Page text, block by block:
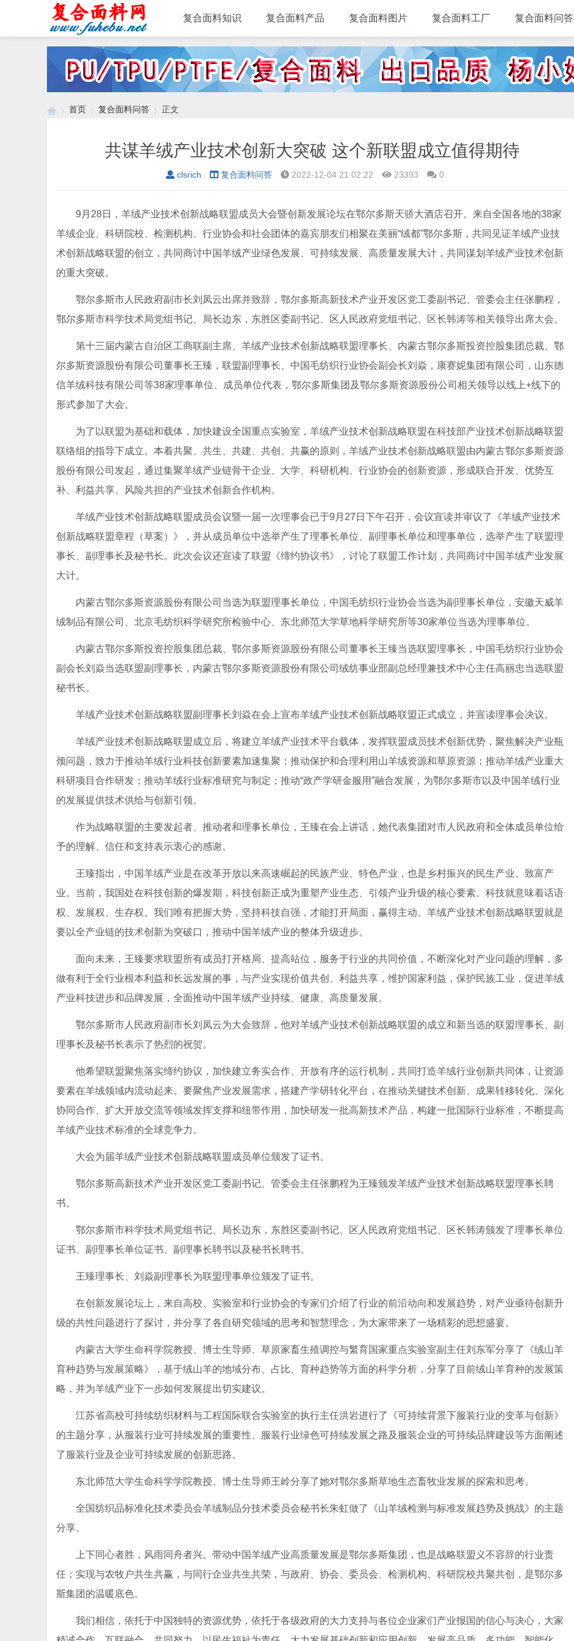
复合面料知识 复合面料产品 复合面料图片 复合面料工厂 复合面料问答
首页 复合面料问答 正文
共谋羊绒产业技术创新大突破 这个新联盟成立值得期待
clsrich 复合面料问答 2022-12-04 21:02:22 23393 0
9月28日，羊绒产业技术创新战略联盟成员大会暨创新发展论坛在鄂尔多斯天骄大酒店召开。来自全国各地的38家
羊绒企业、科研院校、检测机构、行业协会和社会团体的嘉宾朋友们相聚在美丽“绒都”鄂尔多斯，共同见证羊绒产业技
术创新战略联盟的创立，共同商讨中国羊绒产业绿色发展、可持续发展、高质量发展大计，共同谋划羊绒产业技术创新
的重大突破。
鄂尔多斯市人民政府副市长刘凤云出席并致辞，鄂尔多斯高新技术产业开发区党工委副书记、管委会主任张鹏程，
鄂尔多斯市科学技术局党组书记、局长边东，东胜区委副书记、区人民政府党组书记、区长韩涛等相关领导出席大会。
第十三届内蒙古自治区工商联副主席、羊绒产业技术创新战略联盟理事长、内蒙古鄂尔多斯投资控股集团总裁、鄂
尔多斯资源股份有限公司董事长王臻，联盟副理事长、中国毛纺织行业协会副会长刘焱，康赛妮集团有限公司，山东德
信羊绒科技有限公司等38家理事单位、成员单位代表，鄂尔多斯集团及鄂尔多斯资源股份公司相关领导以线上+线下的
形式参加了大会。
为了以联盟为基础和载体，加快建设全国重点实验室，羊绒产业技术创新战略联盟在科技部产业技术创新战略联盟
联络组的指导下成立。本着共聚、共生、共建、共创、共赢的原则，羊绒产业技术创新战略联盟由内蒙古鄂尔多斯资源
股份有限公司发起，通过集聚羊绒产业链骨干企业、大学、科研机构、行业协会的创新资源，形成联合开发、优势互
补、利益共享、风险共担的产业技术创新合作机构。
羊绒产业技术创新战略联盟成员会议暨一届一次理事会已于9月27日下午召开，会议宣读并审议了《羊绒产业技术
创新战略联盟章程（草案）》，并从成员单位中选举产生了理事长单位、副理事长单位和理事单位，选举产生了联盟理
事长、副理事长及秘书长。此次会议还宣读了联盟《缔约协议书》，讨论了联盟工作计划，共同商讨中国羊绒产业发展
大计。
内蒙古鄂尔多斯资源股份有限公司当选为联盟理事长单位，中国毛纺织行业协会当选为副理事长单位，安徽天威羊
绒制品有限公司、北京毛纺织科学研究所检验中心、东北师范大学草地科学研究所等30家单位当选为理事单位。
内蒙古鄂尔多斯投资控股集团总裁、鄂尔多斯资源股份有限公司董事长王臻当选联盟理事长，中国毛纺织行业协会
副会长刘焱当选联盟副理事长，内蒙古鄂尔多斯资源股份有限公司绒纺事业部副总经理兼技术中心主任高丽忠当选联盟
秘书长。
羊绒产业技术创新战略联盟副理事长刘焱在会上宣布羊绒产业技术创新战略联盟正式成立，并宣读理事会决议。
羊绒产业技术创新战略联盟成立后，将建立羊绒产业技术平台载体，发挥联盟成员技术创新优势，聚焦解决产业瓶
颈问题，致力于推动羊绒行业科技创新要素加速集聚；推动保护和合理利用山羊绒资源和草原资源；推动羊绒产业重大
科研项目合作研发；推动羊绒行业标准研究与制定；推动“政产学研金服用”融合发展，为鄂尔多斯市以及中国羊绒行业
的发展提供技术供给与创新引领。
作为战略联盟的主要发起者、推动者和理事长单位，王臻在会上讲话，她代表集团对市人民政府和全体成员单位给
予的理解、信任和支持表示衷心的感谢。
王臻指出，中国羊绒产业是在改革开放以来高速崛起的民族产业、特色产业，也是乡村振兴的民生产业、致富产
业。当前，我国处在科技创新的爆发期，科技创新正成为重塑产业生态、引领产业升级的核心要素。科技就意味着话语
权、发展权、生存权。我们唯有把握大势，坚持科技自强，才能打开局面，赢得主动。羊绒产业技术创新战略联盟就是
要以全产业链的技术创新为突破口，推动中国羊绒产业的整体升级进步。
面向未来，王臻要求联盟所有成员打开格局、提高站位，服务于行业的共同价值，不断深化对产业问题的理解，多
做有利于全行业根本利益和长远发展的事，与产业实现价值共创、利益共享，维护国家利益，保护民族工业，促进羊绒
产业科技进步和品牌发展，全面推动中国羊绒产业持续、健康、高质量发展。
鄂尔多斯市人民政府副市长刘凤云为大会致辞，他对羊绒产业技术创新战略联盟的成立和新当选的联盟理事长、副
理事长及秘书长表示了热烈的祝贺。
他希望联盟聚焦落实缔约协议，加快建立务实合作、开放有序的运行机制，共同打造羊绒行业创新共同体，让资源
要素在羊绒领域内流动起来。要聚焦产业发展需求，搭建产学研转化平台，在推动关键技术创新、成果转移转化、深化
协同合作、扩大开放交流等领域发挥支撑和纽带作用，加快研发一批高新技术产品，构建一批国际行业标准，不断提高
羊绒产业技术标准的全球竞争力。
大会为届羊绒产业技术创新战略联盟成员单位颁发了证书。
鄂尔多斯高新技术产业开发区党工委副书记、管委会主任张鹏程为王臻颁发羊绒产业技术创新战略联盟理事长聘
书。
鄂尔多斯市科学技术局党组书记、局长边东，东胜区委副书记、区人民政府党组书记、区长韩涛颁发了理事长单位
证书、副理事长单位证书、副理事长聘书以及秘书长聘书。
王臻理事长、刘焱副理事长为联盟理事单位颁发了证书。
在创新发展论坛上，来自高校、实验室和行业协会的专家们介绍了行业的前沿动向和发展趋势，对产业亟待创新升
级的共性问题进行了探讨，并分享了各自研究领域的思考和智慧理念，为大家带来了一场精彩的思想盛宴。
内蒙古大学生命科学院教授、博士生导师、草原家畜生殖调控与繁育国家重点实验室副主任刘东军分享了《绒山羊
育种趋势与发展策略》，基于绒山羊的地域分布、占比、育种趋势等方面的科学分析，分享了目前绒山羊育种的发展策
略，并为羊绒产业下一步如何发展提出切实建议。
江苏省高校可持续纺织材料与工程国际联合实验室的执行主任洪岩进行了《可持续背景下服装行业的变革与创新》
的主题分享，从服装行业可持续发展的重要性、服装行业绿色可持续发展之路及服装企业的可持续品牌建设等方面阐述
了服装行业及企业可持续发展的创新思路。
东北师范大学生命科学学院教授、博士生导师王岭分享了她对鄂尔多斯草地生态畜牧业发展的探索和思考。
全国纺织品标准化技术委员会羊绒制品分技术委员会秘书长朱虹做了《山羊绒检测与标准发展趋势及挑战》的主题
分享。
上下同心者胜，风雨同舟者兴。带动中国羊绒产业高质量发展是鄂尔多斯集团，也是战略联盟义不容辞的行业责
任；实现与农牧户共生共赢，与同行企业共生共荣，与政府、协会、委员会、检测机构、科研院校共聚共创，是鄂尔多
斯集团的温暖底色。
我们相信，依托于中国独特的资源优势，依托于各级政府的大力支持与各位企业家们产业报国的信心与决心，大家